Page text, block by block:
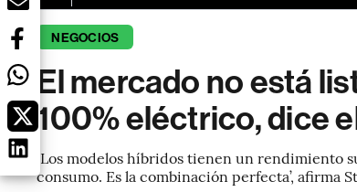
NEGOCIOS
El mercado no está
100% eléctrico, dice
‘Los modelos híbridos tienen un
consumo. Es la combinación perfecta’, afirma